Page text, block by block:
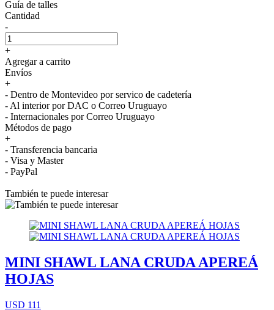
Guía de talles
Cantidad
-
+
Agregar a carrito
Envíos
+
- Dentro de Montevideo por servico de cadetería
- Al interior por DAC o Correo Uruguayo
- Internacionales por Correo Uruguayo
Métodos de pago
+
- Transferencia bancaria
- Visa y Master
- PayPal
También te puede interesar
MINI SHAWL LANA CRUDA APEREÁ
HOJAS
USD 111